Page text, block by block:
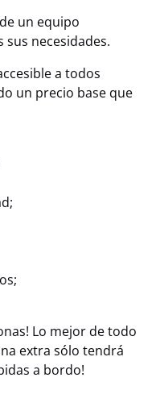
un equipo
necesidades.
a todos
un precio base que
Lo mejor de todo
extra sólo tendrá
a bordo!